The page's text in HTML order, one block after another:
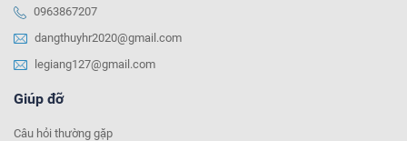
0963867207
dangthuyhr2020@gmail.com
legiang127@gmail.com
Giúp đỡ
Câu hỏi thường gặp